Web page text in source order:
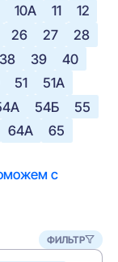
10А 11
12
26 27
28
38 39
40
51
51А
54Б
55
64А
65
с
ФИЛЬТР